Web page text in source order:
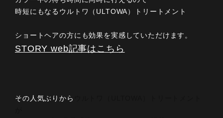
時短にもなるウルトワ（ULTOWA）トリートメント
ショートヘアの方にも効果を実感していただけます。
STORY web記事はこちら
その人気ぶりから